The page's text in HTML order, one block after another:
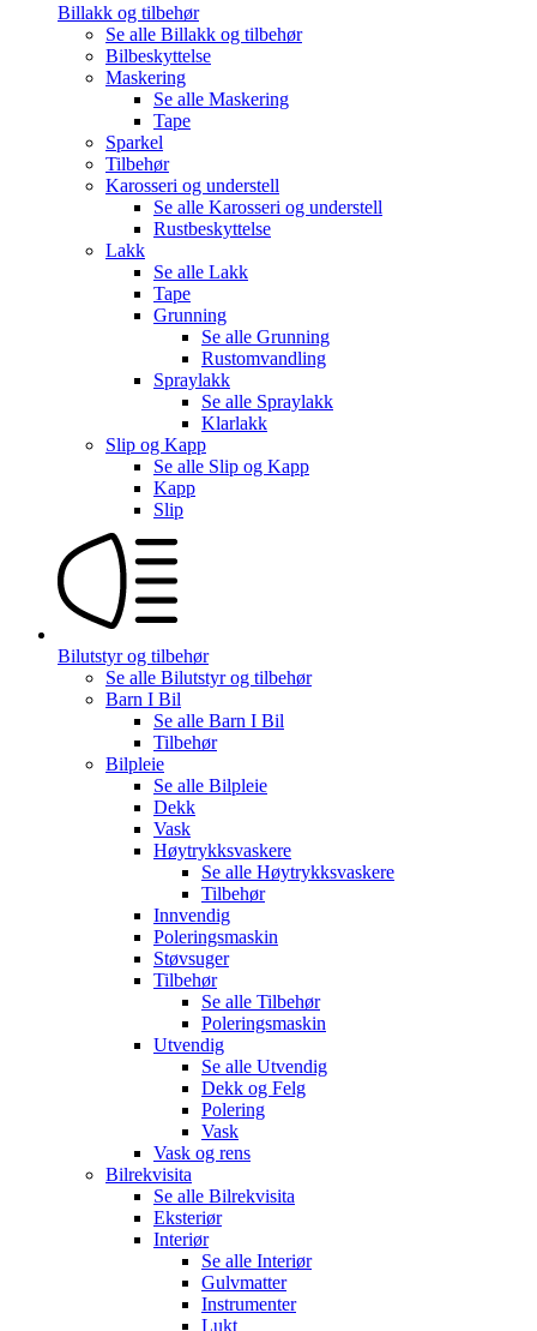
Billakk og tilbehør
Se alle Billakk og tilbehør
Bilbeskyttelse
Maskering
Se alle Maskering
Tape
Sparkel
Tilbehør
Karosseri og understell
Se alle Karosseri og understell
Rustbeskyttelse
Lakk
Se alle Lakk
Tape
Grunning
Se alle Grunning
Rustomvandling
Spraylakk
Se alle Spraylakk
Klarlakk
Slip og Kapp
Se alle Slip og Kapp
Kapp
Slip
Bilutstyr og tilbehør
Se alle Bilutstyr og tilbehør
Barn I Bil
Se alle Barn I Bil
Tilbehør
Bilpleie
Se alle Bilpleie
Dekk
Vask
Høytrykksvaskere
Se alle Høytrykksvaskere
Tilbehør
Innvendig
Poleringsmaskin
Støvsuger
Tilbehør
Se alle Tilbehør
Poleringsmaskin
Utvendig
Se alle Utvendig
Dekk og Felg
Polering
Vask
Vask og rens
Bilrekvisita
Se alle Bilrekvisita
Eksteriør
Interiør
Se alle Interiør
Gulvmatter
Instrumenter
Lukt